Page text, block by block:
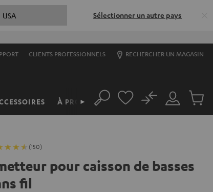
USA Sélectionner un autre pays
CLIENTS PROFESSIONNELS RECHERCHER UN MAGASIN
À PROPOS
► Rechercher
Mon
compte
No
(150)
pour caisson de basses
fil